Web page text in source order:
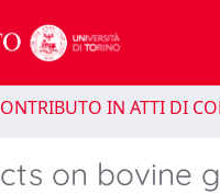
IN ATTI DI
on bovine